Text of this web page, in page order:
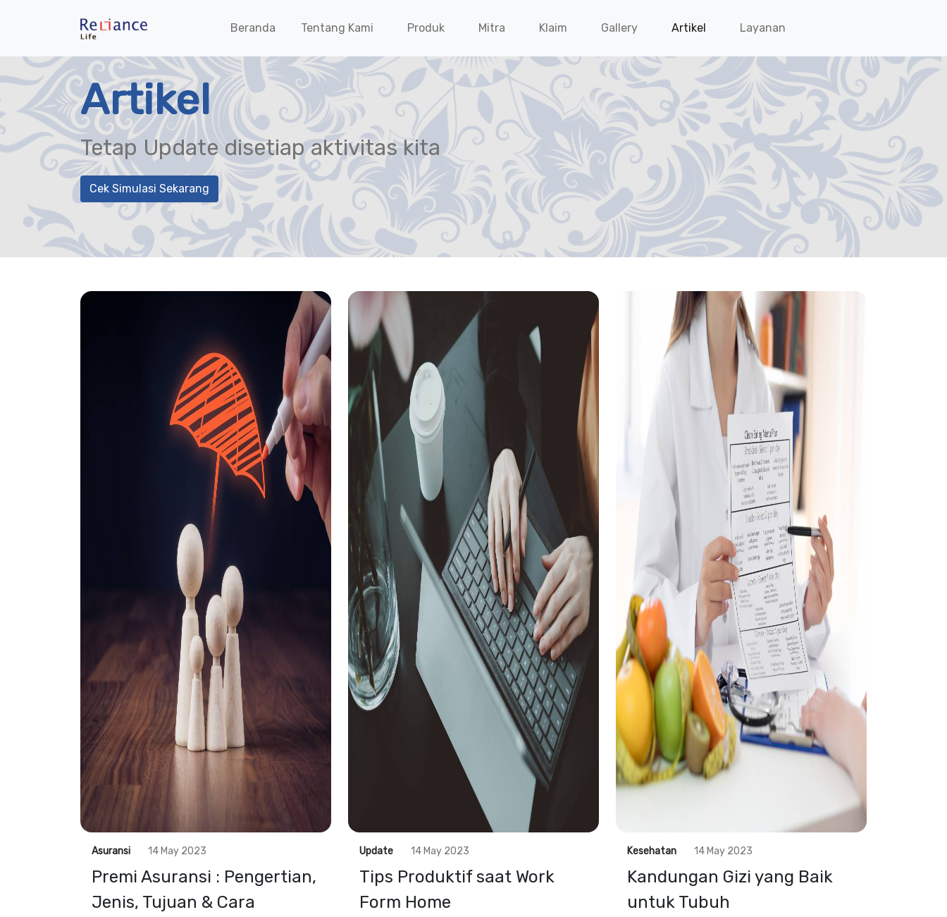
Beranda Tentang Kami Produk Mitra Klaim Gallery Artikel Layanan
Artikel
Tetap Update disetiap aktivitas kita
Cek Simulasi Sekarang
Asuransi 14 May 2023
Premi Asuransi : Pengertian,
Jenis, Tujuan & Cara
Update 14 May 2023
Tips Produktif saat Work
Form Home
Kesehatan 14 May 2023
Kandungan Gizi yang Baik
untuk Tubuh